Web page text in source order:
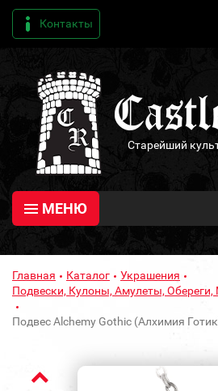
Контакты
Старейший
МЕНЮ
Главная Каталог
Украшения
Подвески, Кулоны, Амулеты,
Подвес Alchemy Gothic (Алхимия